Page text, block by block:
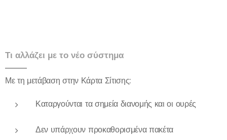
Τι αλλάζει με το νέο σύστημα
Με τη μετάβαση στην Κάρτα Σίτισης:
Καταργούνται τα σημεία διανομής και οι ουρές
Δεν υπάρχουν προκαθορισμένα πακέτα